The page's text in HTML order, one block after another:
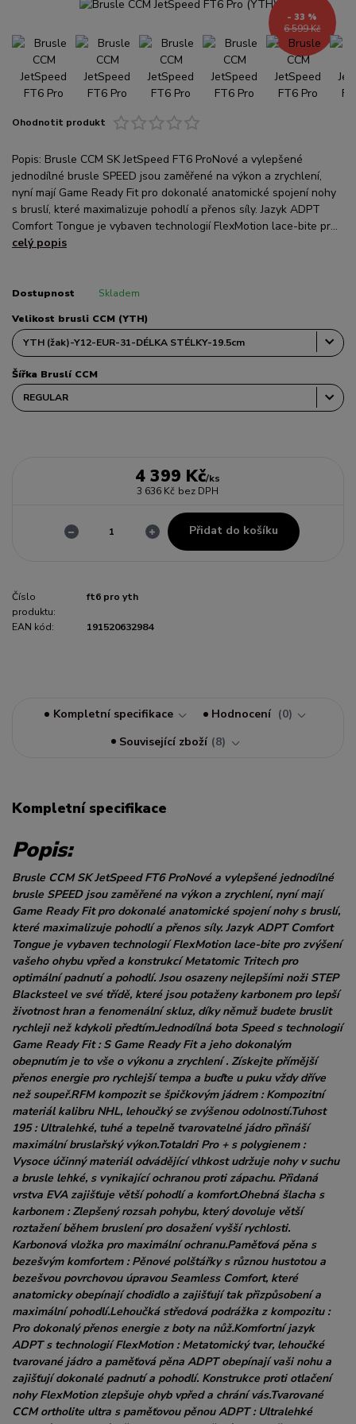
6 599 Kč
- 33 %
Ohodnotit produkt
Popis: Brusle CCM SK JetSpeed FT6 ProNové a vylepšené
jednodílné brusle SPEED jsou zaměřené na výkon a zrychlení,
nyní mají Game Ready Fit pro dokonalé anatomické spojení nohy
s bruslí, které maximalizuje pohodlí a přenos síly. Jazyk ADPT
Comfort Tongue je vybaven technologií FlexMotion lace-bite pr...
celý popis
Dostupnost Skladem
Velikost brusli CCM (YTH)
Šířka Bruslí CCM
4 399 Kč/ks
3 636 Kč bez DPH
Přidat do košíku
Číslo
produktu:
ft6 pro yth
EAN kód: 191520632984
Kompletní specifikace Hodnocení
0
Související zboží 8
Kompletní specifikace
Popis:
Brusle CCM SK JetSpeed FT6 ProNové a vylepšené jednodílné
brusle SPEED jsou zaměřené na výkon a zrychlení, nyní mají
Game Ready Fit pro dokonalé anatomické spojení nohy s bruslí,
které maximalizuje pohodlí a přenos síly. Jazyk ADPT Comfort
Tongue je vybaven technologií FlexMotion lace-bite pro zvýšení
vašeho ohybu vpřed a konstrukcí Metatomic Tritech pro
optimální padnutí a pohodlí. Jsou osazeny nejlepšími noži STEP
Blacksteel ve své třídě, které jsou potaženy karbonem pro lepší
životnost hran a fenomenální skluz, díky němuž budete bruslit
rychleji než kdykoli předtím.Jednodílná bota Speed s technologií
Game Ready Fit : S Game Ready Fit a jeho dokonalým
obepnutím je to vše o výkonu a zrychlení . Získejte přímější
přenos energie pro rychlejší tempa a buďte u puku vždy dříve
než soupeř.RFM kompozit se špičkovým jádrem : Kompozitní
materiál kalibru NHL, lehoučký se zvýšenou odolností.Tuhost
195 : Ultralehké, tuhé a tepelně tvarovatelné jádro přináší
maximální bruslařský výkon.Totaldri Pro + s polygienem :
Vysoce účinný materiál odvádějící vlhkost udržuje nohy v suchu
a brusle lehké, s vynikající ochranou proti zápachu. Přidaná
vrstva EVA zajišťuje větší pohodlí a komfort.Ohebná šlacha s
karbonem : Zlepšený rozsah pohybu, který dovoluje větší
roztažení během bruslení pro dosažení vyšší rychlosti.
Karbonová vložka pro maximální ochranu.Paměťová pěna s
bezešvým komfortem : Pěnové polštářky s různou hustotou a
bezešvou povrchovou úpravou Seamless Comfort, které
anatomicky obepínají chodidlo a zajišťují tak přizpůsobení a
maximální pohodlí.Lehoučká středová podrážka z kompozitu :
Pro dokonalý přenos energie z boty na nůž.Komfortní jazyk
ADPT s technologií FlexMotion : Metatomický tvar, lehoučké
tvarované jádro a paměťová pěna ADPT obepínají vaši nohu a
zajišťují dokonalé padnutí a pohodlí. Konstrukce proti otlačení
nohy FlexMotion zlepšuje ohyb vpřed a chrání vás.Tvarované
CCM ortholite ultra s paměťovou pěnou ADPT : Ultralehké